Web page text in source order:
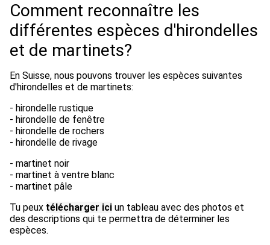
Comment reconnaître les
différentes espèces d'hirondelles
et de martinets?
En Suisse, nous pouvons trouver les espèces suivantes
d'hirondelles et de martinets:
- hirondelle rustique
- hirondelle de fenêtre
- hirondelle de rochers
- hirondelle de rivage
- martinet noir
- martinet à ventre blanc
- martinet pâle
Tu peux télécharger ici un tableau avec des photos et
des descriptions qui te permettra de déterminer les
espèces.